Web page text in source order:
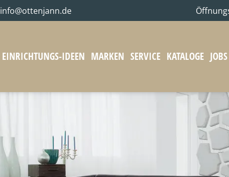
info@ottenjann.de
EINRICHTUNGS-IDEEN MARKEN SERVICE KATALOGE JOBS